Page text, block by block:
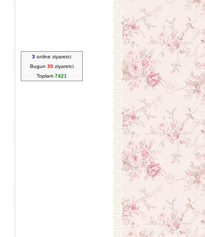
3 online ziyaretci
Bugun 30ziyaretci
Toplam 7421